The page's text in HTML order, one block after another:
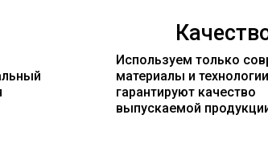
Используем только
материалы и
гарантируют качество
выпускаемой